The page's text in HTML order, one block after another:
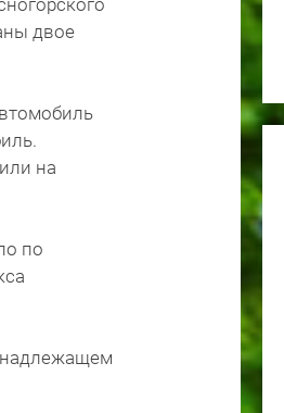
двое
на
по
надлежащем